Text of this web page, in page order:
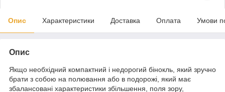
Опис Характеристики Доставка Оплата Умови
Опис
Якщо необхідний компактний і недорогий бінокль, який зручно
брати з собою на полювання або в подорожі, який має
збалансовані характеристики збільшення, поля зору,